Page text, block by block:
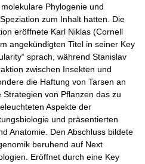
Phylogenie und
zum Inhalt hatten. Die
eröffnete Karl Niklas (Cornell
angekündigten Titel in seiner Key
sprach, während Stanislav
zwischen Insekten und
die Haftung von Tarsen an
von Pflanzen das zu
Aspekte der
und präsentierten
Anatomie. Den Abschluss bildete
beruhend auf Next
Eröffnet durch eine Key